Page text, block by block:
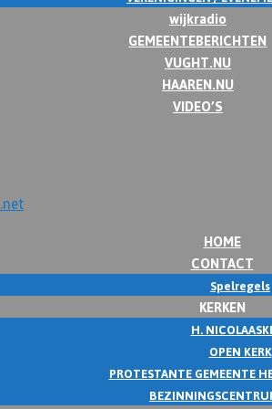
wijkradio
GEMEENTEBERICHTEN
VUGHT.NU
HAAREN.NU
VIDEO’S
HOME
CONTACT
Spelregels
KERKEN
H.
OPEN KERK
PROTESTANTE GEMEENTE